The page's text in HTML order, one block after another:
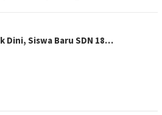
Dini, Siswa Baru SDN 18…